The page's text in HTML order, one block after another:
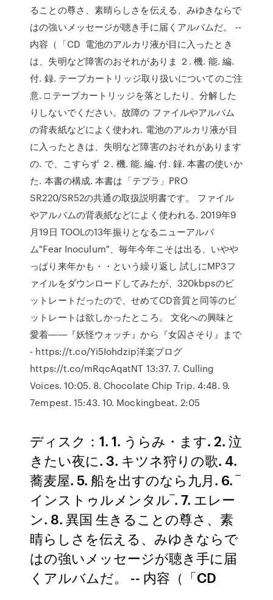
ることの尊さ、素晴らしさを伝える、みゆきならで
はの強いメッセージが聴き手に届くアルバムだ。 --
内容（「CD 電池のアルカリ液が目に入ったとき
は、失明など障害のおそれがありま ２. 機. 能. 編.
付. 録. テープカートリッジ取り扱いについてのご注
意. □ テープカートリッジを落としたり、分解した
りしないでください。故障の ファイルやアルバム
の背表紙などによく使われ. 電池のアルカリ液が目
に入ったときは、失明など障害のおそれがあります
の. で、こすらず ２. 機. 能. 編. 付. 録. 本書の使いか
た. 本書の構成. 本書は「テプラ」PRO
SR220/SR52の共通の取扱説明書です。 ファイル
やアルバムの背表紙などによく使われる. 2019年9
月19日 TOOLの13年振りとなるニューアルバ
ム"Fear Inoculum"、毎年今年こそは出る、いやや
っぱり来年かも・・という繰り返し 試しにMP3フ
ァイルをダウンロードしてみたが、320kbpsのビ
ットレートだったので、せめてCD音質と同等のビ
ットレートは欲しかったところ。 文化への興味と
愛着――『妖怪ウォッチ』から『女囚さそり』まで
- https://t.co/Yi5Iohdzip洋楽ブログ
https://t.co/mRqcAqatNT 13:37. 7. Culling
Voices. 10:05. 8. Chocolate Chip Trip. 4:48. 9.
7empest. 15:43. 10. Mockingbeat. 2:05
ディスク：1. 1. うらみ・ます. 2. 泣
きたい夜に. 3. キツネ狩りの歌. 4.
蕎麦屋. 5. 船を出すのなら九月. 6. ‾
インストゥルメンタル‾. 7. エレー
ン. 8. 異国 生きることの尊さ、素
晴らしさを伝える、みゆきならで
はの強いメッセージが聴き手に届
くアルバムだ。 -- 内容（「CD